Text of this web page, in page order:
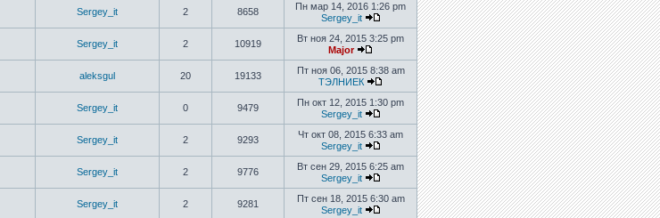
Sergey_it 2 8658
Пн мар 14, 2016 1:26 pm
Sergey_it
Sergey_it 2 10919
Вт ноя 24, 2015 3:25 pm
Major
aleksgul 20 19133
Пт ноя 06, 2015 8:38 am
ТЭЛНИЕК
Sergey_it 0 9479
Пн окт 12, 2015 1:30 pm
Sergey_it
Sergey_it 2 9293
Чт окт 08, 2015 6:33 am
Sergey_it
Sergey_it 2 9776
Вт сен 29, 2015 6:25 am
Sergey_it
Sergey_it 2 9281
Пт сен 18, 2015 6:30 am
Sergey_it